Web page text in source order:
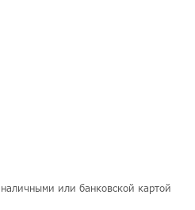
или банковской картой